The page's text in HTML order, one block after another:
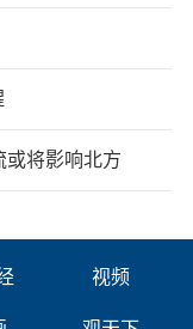
或将影响北方
视频